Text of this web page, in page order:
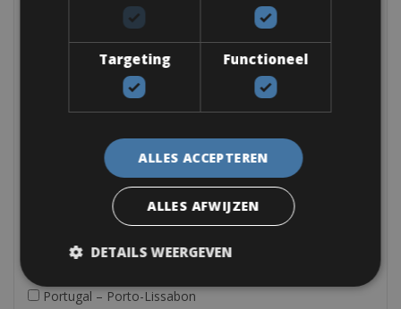
Nederland – Drenthe
Nederland – Friesland
Nederland – Limburg
Nederland – Noord-Brabant
Nederland – Noord-Holland
Nederland – Overijssel
Nederland – Utrecht
Nederland – Zuid-Holland
Portugal
Portugal – Porto-Lissabon
Targeting Functioneel
ALLES ACCEPTEREN
ALLES AFWIJZEN
DETAILS WEERGEVEN